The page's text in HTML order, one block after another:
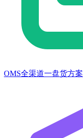
OMS全渠道一盘货方案